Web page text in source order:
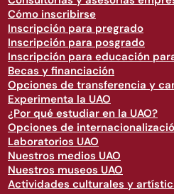
Cómo inscribirse
Inscripción para pregrado
Inscripción para posgrado
Inscripción para educación
Becas y financiación
Opciones de transferencia y
Experimenta la UAO
¿Por qué estudiar en la UAO?
Opciones de
Laboratorios UAO
Nuestros medios UAO
Nuestros museos UAO
Actividades culturales y